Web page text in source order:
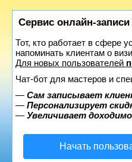
Сервис онлайн-
Тот, кто работает в сфере
напоминать клиентам о
Для новых пользователей
Чат-бот для мастеров и
— Сам записывает
— Персонализирует
— Увеличивает
Начать